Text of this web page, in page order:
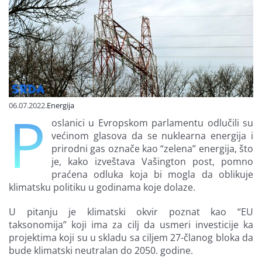
Finansiranje
O nama
06.07.2022.Energija
P
oslanici u Evropskom parlamentu odlučili su
većinom glasova da se nuklearna energija i
prirodni gas označe kao “zelena” energija, što
je, kako izveštava Vašington post, pomno
praćena odluka koja bi mogla da oblikuje
klimatsku politiku u godinama koje dolaze.
U pitanju je klimatski okvir poznat kao “EU
taksonomija” koji ima za cilj da usmeri investicije ka
projektima koji su u skladu sa ciljem 27-članog bloka da
bude klimatski neutralan do 2050. godine.